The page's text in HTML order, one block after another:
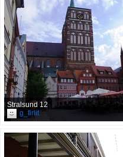
Stralsund 12
g_firlit